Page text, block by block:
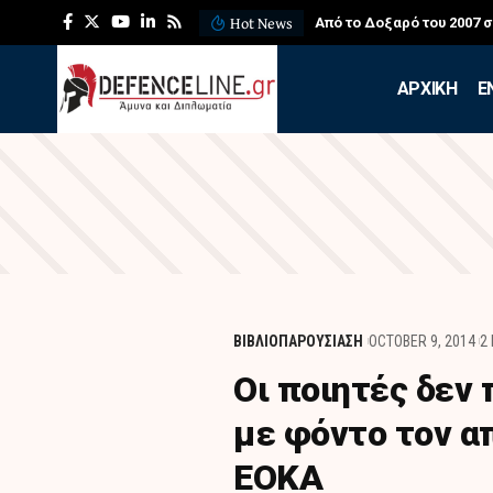
Hot News Από το Δοξαρό του 2007
APXIKH
ΒΙΒΛΙΟΠΑΡΟΥΣΙΑΣΗ OCTOBER 9, 2014 2
Οι ποιητές
με φόντο τον
ΕΟΚΑ